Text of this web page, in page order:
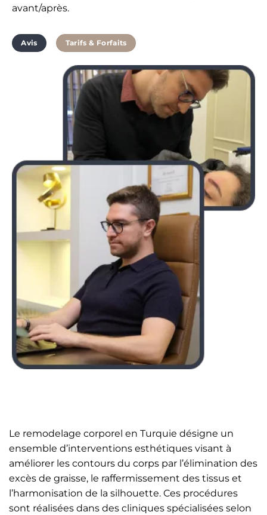
avant/après.
Avis Tarifs & Forfaits
Le remodelage corporel en Turquie désigne un
ensemble d’interventions esthétiques visant à
améliorer les contours du corps par l’élimination des
excès de graisse, le raffermissement des tissus et
l’harmonisation de la silhouette. Ces procédures
sont réalisées dans des cliniques spécialisées selon